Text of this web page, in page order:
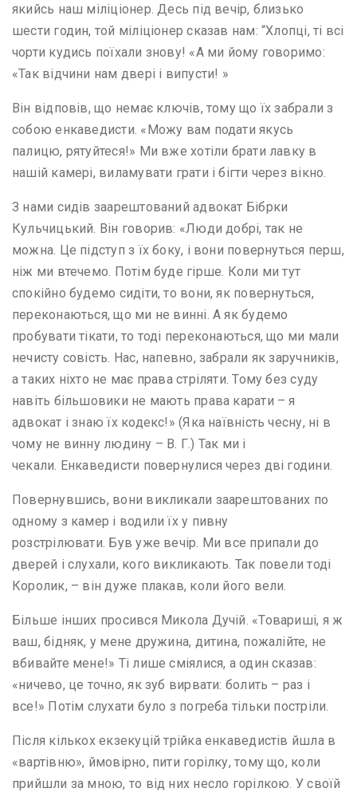
якийсь наш міліціонер. Десь під вечір, близько
шести годин, той міліціонер сказав нам: “Хлопці, ті всі
чорти кудись поїхали знову! «А ми йому говоримо:
«Так відчини нам двері і випусти! »
Він відповів, що немає ключів, тому що їх забрали з
собою енкаведисти. «Можу вам подати якусь
палицю, рятуйтеся!» Ми вже хотіли брати лавку в
нашій камері, виламувати грати і бігти через вікно.
З нами сидів заарештований адвокат Бібрки
Кульчицький. Він говорив: «Люди добрі, так не
можна. Це підступ з їх боку, і вони повернуться перш,
ніж ми втечемо. Потім буде гірше. Коли ми тут
спокійно будемо сидіти, то вони, як повернуться,
переконаються, що ми не винні. А як будемо
пробувати тікати, то тоді переконаються, що ми мали
нечисту совість. Нас, напевно, забрали як заручників,
а таких ніхто не має права стріляти. Тому без суду
навіть більшовики не мають права карати – я
адвокат і знаю їх кодекс!» (Яка наївність чесну, ні в
чому не винну людину – В. Г.) Так ми і
чекали. Енкаведисти повернулися через дві години.
Повернувшись, вони викликали заарештованих по
одному з камер і водили їх у пивну
розстрілювати. Був уже вечір. Ми все припали до
дверей і слухали, кого викликають. Так повели тоді
Королик, – він дуже плакав, коли його вели.
Більше інших просився Микола Дучій. «Товариші, я ж
ваш, бідняк, у мене дружина, дитина, пожалійте, не
вбивайте мене!» Ті лише сміялися, а один сказав:
«ничево, це точно, як зуб вирвати: болить – раз і
все!» Потім слухати було з погреба тільки постріли.
Після кількох екзекуцій трійка енкаведистів йшла в
«вартівню», ймовірно, пити горілку, тому що, коли
прийшли за мною, то від них несло горілкою. У своїй